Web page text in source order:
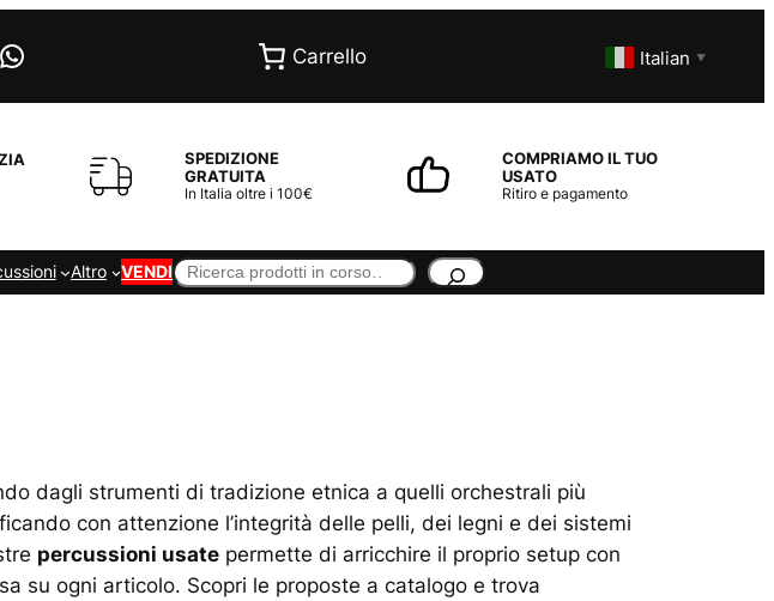
WhatsApp Carrello Italian ▼
SPEDIZIONE
GRATUITA
In Italia oltre i 100€
COMPRIAMO IL TUO
USATO
Ritiro e pagamento
Altro VENDICerca
dagli strumenti di tradizione etnica a quelli orchestrali più
con attenzione l’integrità delle pelli, dei legni e dei sistemi
percussioni usate permette di arricchire il proprio setup con
su ogni articolo. Scopri le proposte a catalogo e trova